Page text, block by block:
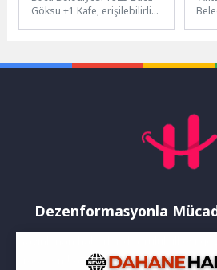
Göksu +1 Kafe, erişilebilirlik
Dezenformasyonla
Yayınlanan haberler doğruluk ilkesi
rağmen bazı içeriklerde eksik,